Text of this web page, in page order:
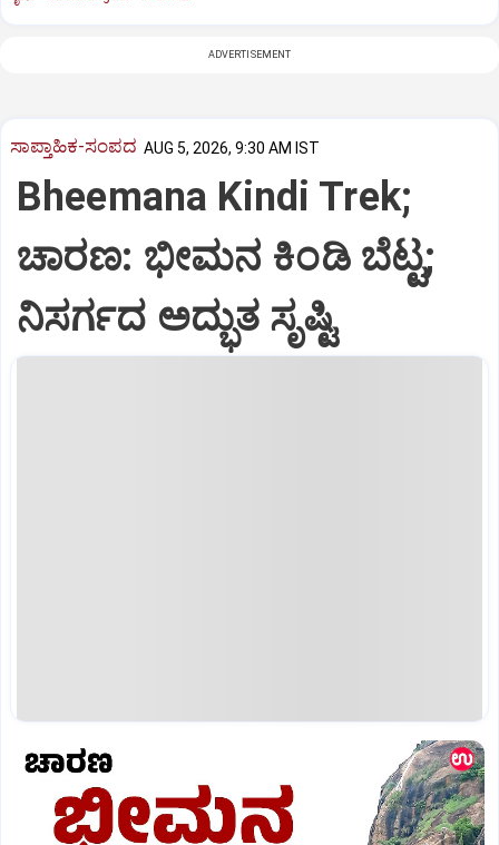
ADVERTISEMENT
ಸಾಪ್ತಾಹಿಕ-ಸಂಪದ AUG 5, 2026, 9:30 AM IST
Bheemana Kindi Trek;
ಚಾರಣ: ಭೀಮನ ಕಿಂಡಿ ಬೆಟ್ಟ;
ನಿಸರ್ಗದ ಅದ್ಭುತ ಸೃಷ್ಟಿ